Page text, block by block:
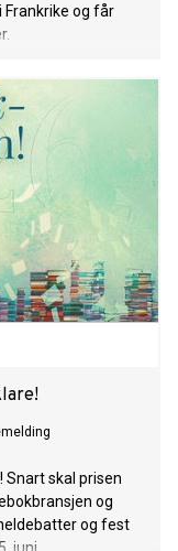
Frankrike og får
Snart skal prisen
og
og fest